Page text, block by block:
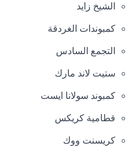
الشيخ زايد
كمبوندات الغردقة
التجمع السادس
ستيت لاند مارك
كمبوند سولانا ايست
قطامية كريكس
كريسنت ووك